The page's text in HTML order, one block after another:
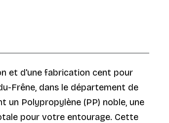
et d'une fabrication cent pour
Frêne, dans le département de
un Polypropylène (PP) noble, une
pour votre entourage. Cette